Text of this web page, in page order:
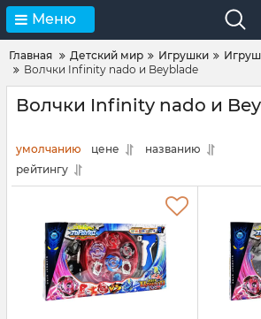
Меню
Главная Детский мир Игрушки
Волчки Infinity nado и Beyblade
Волчки Infinity nado и
умолчанию цене
названию
рейтингу